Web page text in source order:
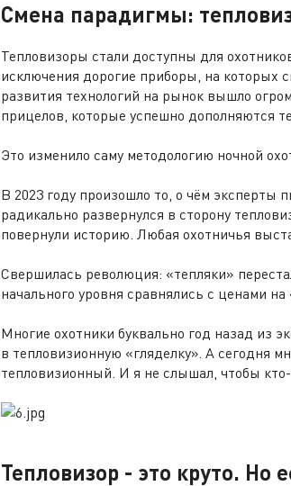
Смена парадигмы:
Тепловизоры стали доступны для
исключения дорогие приборы, на которых
развития технологий на рынок вышло
прицелов, которые успешно дополняются
Это изменило саму методологию ночной
В 2023 году произошло то, о чём эксперты
радикально развернулся в сторону
повернули историю. Любая охотничья
Свершилась революция: «тепляки»
начального уровня сравнялись с ценами
Многие охотники буквально год назад из
в тепловизионную «гляделку». А сегодня
тепловизионный. И я не слышал, чтобы
Тепловизор - это круто. Но